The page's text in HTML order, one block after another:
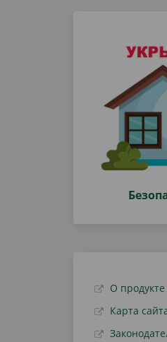
О продукте
Карта